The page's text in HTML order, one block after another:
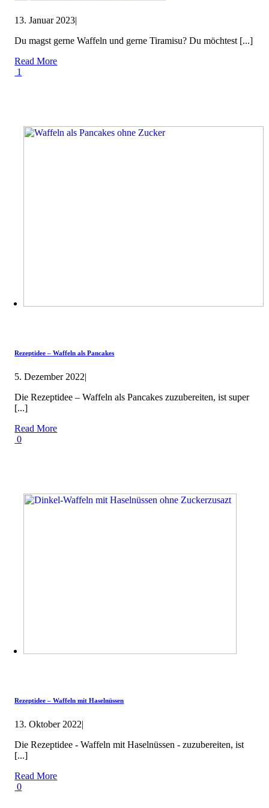
13. Januar 2023|
Du magst gerne Waffeln und gerne Tiramisu? Du möchtest [...]
Read More
1
Rezeptidee – Waffeln als Pancakes
5. Dezember 2022|
Die Rezeptidee – Waffeln als Pancakes zuzubereiten, ist super
[...]
Read More
0
Rezeptidee – Waffeln mit Haselnüssen
13. Oktober 2022|
Die Rezeptidee - Waffeln mit Haselnüssen - zuzubereiten, ist
[...]
Read More
0